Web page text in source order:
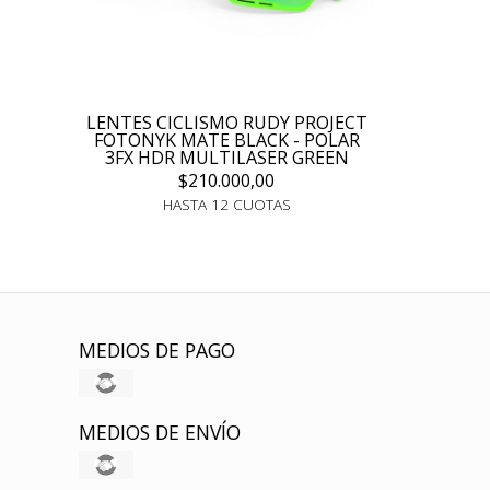
LENTES CICLISMO RUDY PROJECT
FOTONYK MATE BLACK - POLAR
3FX HDR MULTILASER GREEN
$210.000,00
HASTA 12 CUOTAS
MEDIOS DE PAGO
MEDIOS DE ENVÍO